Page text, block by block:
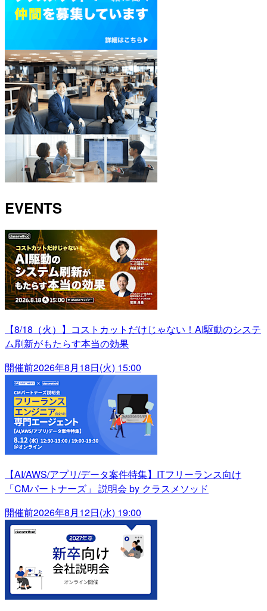
EVENTS
【8/18（火）】コストカットだけじゃない！AI駆動のシステ
ム刷新がもたらす本当の効果
開催前2026年8月18日(火) 15:00
【AI/AWS/アプリ/データ案件特集】ITフリーランス向け
「CMパートナーズ」 説明会 by クラスメソッド
開催前2026年8月12日(水) 19:00